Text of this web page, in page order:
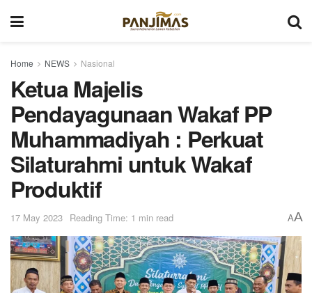
Home NEWS Nasional
Ketua Majelis
Pendayagunaan Wakaf PP
Muhammadiyah : Perkuat
Silaturahmi untuk Wakaf
Produktif
17 May 2023 Reading Time: 1 min read AA